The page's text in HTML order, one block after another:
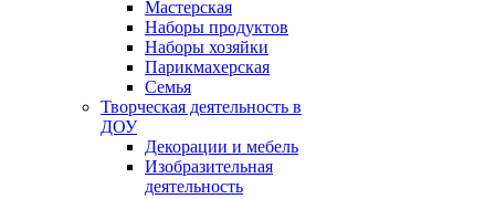
Мастерская
Наборы продуктов
Наборы хозяйки
Парикмахерская
Семья
Творческая деятельность в
ДОУ
Декорации и мебель
Изобразительная
деятельность